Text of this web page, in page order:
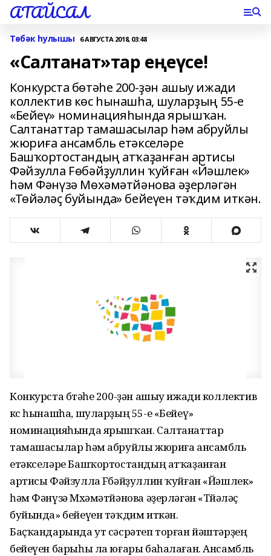
АТАЙСАЛ
Төбәк һулышы 6 АВГУСТА 2018, 03:48
«Салтанат»тар еңеүсе!
Конкурста бөтәһе 200-ҙән ашыу ижади
коллектив көс һынашһа, шуларҙың 55-е
«Бейеү» номинацияһында ярышҡан.
Салтанаттар тамашасылар һәм абруйлы
жюриға ансамбль етәкселәре
Башҡортостандың атҡаҙанған артисы
Фәйзулла Fөбәйҙуллин ҡуйған «Йәшлек»
һәм Фәнүзә Мөхәмәтйәнова әҙерләгән
«Төйәләҫ буйында» бейеүен тәҡдим иткән.
Конкурста бөтәһе 200-ҙән ашыу ижади коллектив
көс һынашһа, шуларҙың 55-е «Бейеү»
номинацияһында ярышҡан. Салтанаттар
тамашасылар һәм абруйлы жюриға ансамбль
етәкселәре Башҡортостандың атҡаҙанған
артисы Фәйзулла Fөбәйҙуллин ҡуйған «Йәшлек»
һәм Фәнүзә Мөхәмәтйәнова әҙерләгән «Төйәләҫ
буйында» бейеүен тәҡдим иткән.
Баҫҡандарында ут сәсрәтеп торған йәштәрҙең
бейеүен барыһы ла юғары баһалаған. Ансамбль